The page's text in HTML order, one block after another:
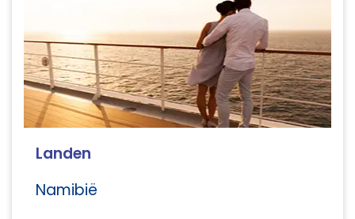
Landen
Namibië